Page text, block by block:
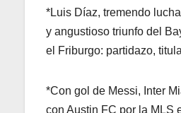
*Luis Díaz, tremendo
y angustioso triunfo del
el Friburgo: partidazo,
*Con gol de Messi, Inter
con Austin FC por la MLS